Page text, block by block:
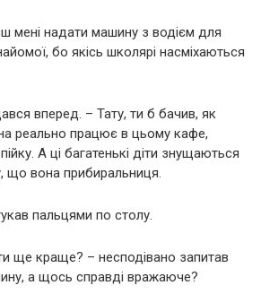
мені надати машину з водієм для
бо якісь школярі насміхаються
вперед. – Тату, ти б бачив, як
реально працює в цьому кафе,
А ці багатенькі діти знущаються
що вона прибиральниця.
пальцями по столу.
ще краще? – несподівано запитав
а щось справді вражаюче?